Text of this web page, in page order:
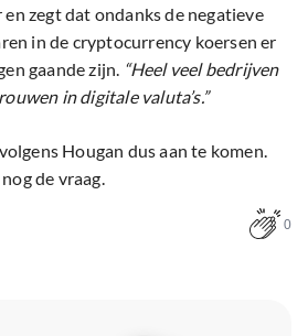
zegt dat ondanks de negatieve
in de cryptocurrency koersen er
gaande zijn. “Heel veel bedrijven
in digitale valuta’s.”
Hougan dus aan te komen.
de vraag.
0